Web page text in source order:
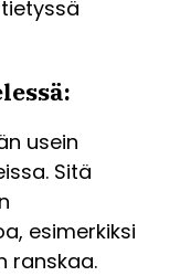
usein
Sitä
esimerkiksi
ranskaa.